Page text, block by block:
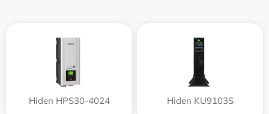
Hiden HPS30-4024 Hiden KU9103S